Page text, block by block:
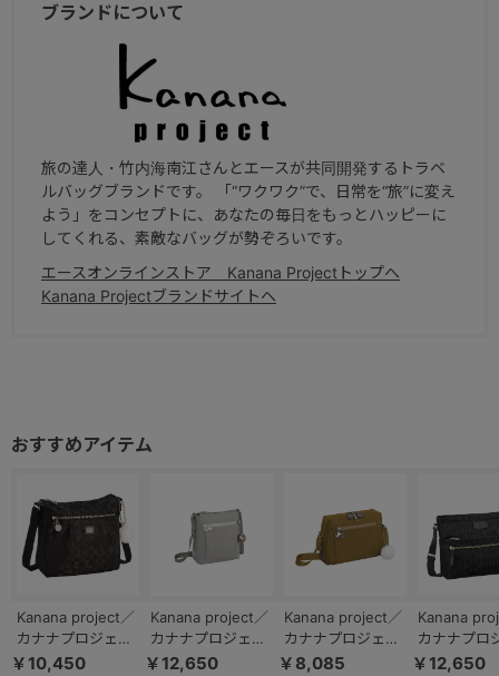
ブランドについて
旅の達人・竹内海南江さんとエースが共同開発するトラベ
ルバッグブランドです。 「“ワクワク”で、日常を“旅”に変え
よう」をコンセプトに、あなたの毎日をもっとハッピーに
してくれる、素敵なバッグが勢ぞろいです。
エースオンラインストア Kanana Projectトップへ
Kanana Projectブランドサイトへ
Kanana project／
カナナプロジェク
ト VYG マリティ
￥10,450
Kanana project／
カナナプロジェク
ト PJ8-3rd LTD シ
￥12,650
Kanana project／
カナナプロジェク
ト PJ8-3rd ショル
￥8,085
Kanana
カナナプロ
ト カナナモ
￥12,650